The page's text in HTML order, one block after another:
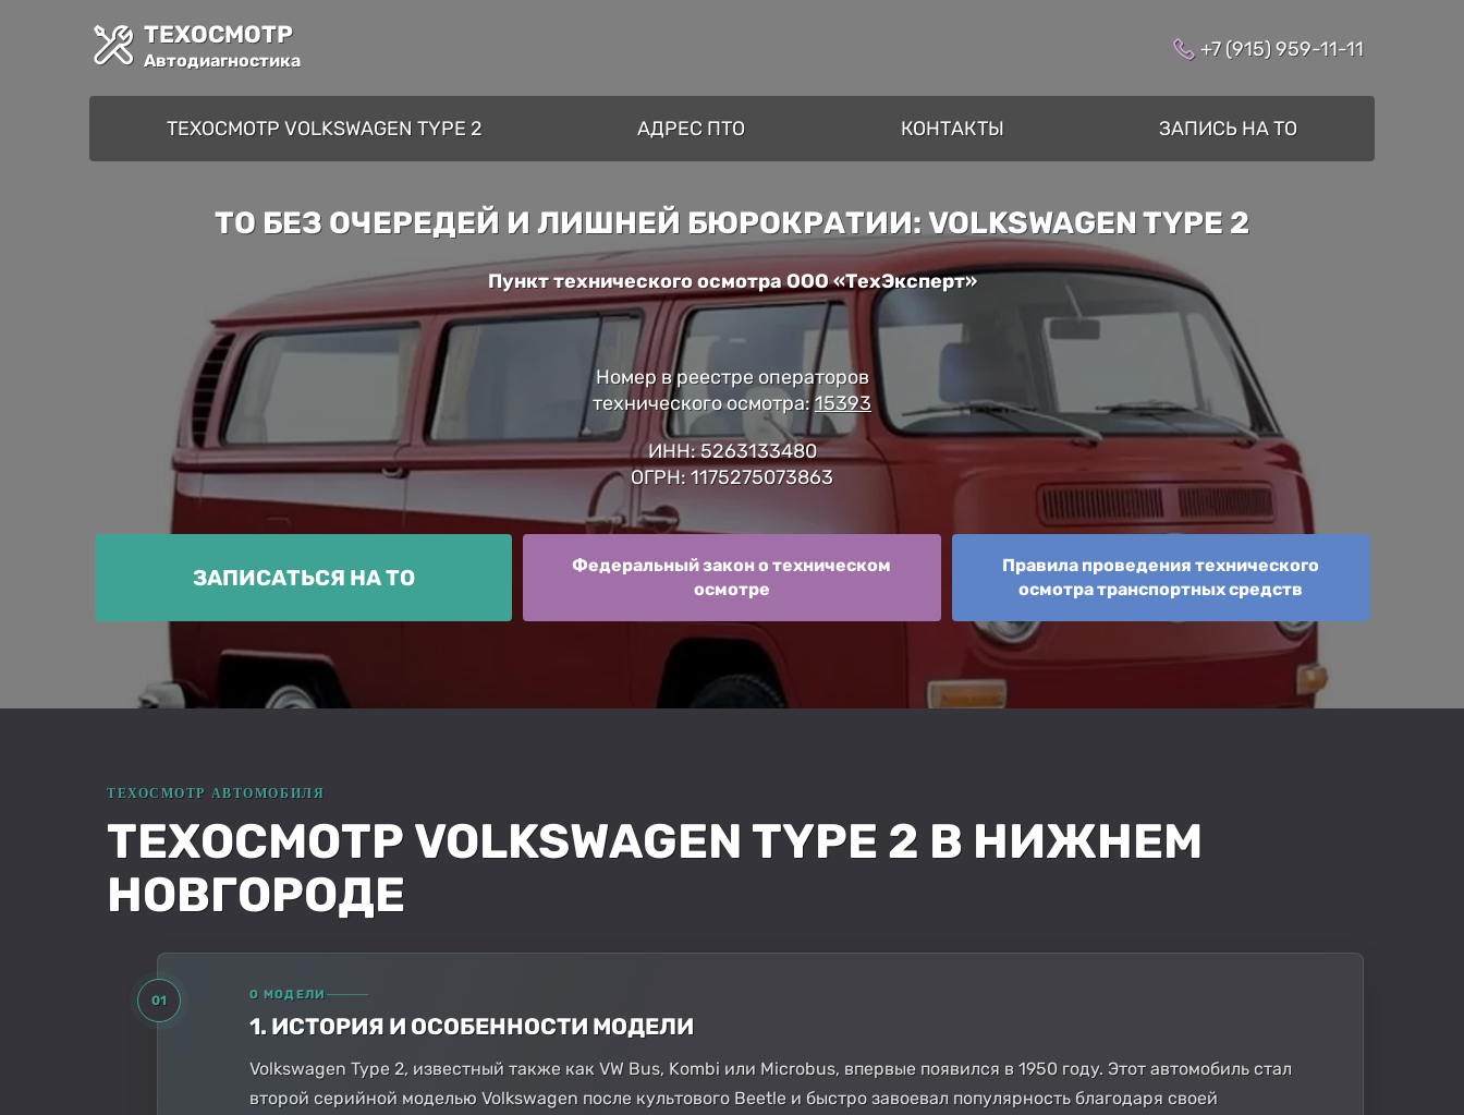
ТЕХОСМОТР
Автодиагностика +7 (915) 959-11-11
ТЕХОСМОТР VOLKSWAGEN TYPE 2 АДРЕС ПТО КОНТАКТЫ ЗАПИСЬ НА ТО
ТО БЕЗ ОЧЕРЕДЕЙ И ЛИШНЕЙ БЮРОКРАТИИ: VOLKSWAGEN TYPE 2
Пункт технического осмотра ООО «ТехЭксперт»
Номер в реестре операторов
технического осмотра:15393
ИНН: 5263133480
ОГРН: 1175275073863
ЗАПИСАТЬСЯ НА ТО
Федеральный закон о техническом
осмотре
Правила проведения технического
осмотра транспортных средств
ТЕХОСМОТР VOLKSWAGEN TYPE 2 В НИЖНЕМ
НОВГОРОДЕ
01 О МОДЕЛИ
1. ИСТОРИЯ И ОСОБЕННОСТИ МОДЕЛИ
Volkswagen Type 2, известный также как VW Bus, Kombi или Microbus, впервые появился в 1950 году. Этот автомобиль стал
второй серийной моделью Volkswagen после культового Beetle и быстро завоевал популярность благодаря своей